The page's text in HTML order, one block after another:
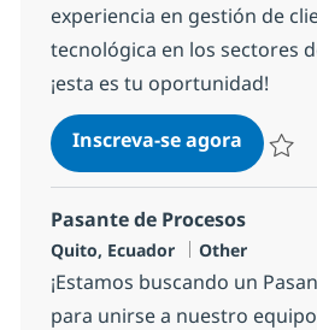
experiencia en gestión de
tecnológica en los sectores
¡esta es tu oportunidad!
Inscreva-se agoraClient
Pasante de Procesos
Localização
Quito, Ecuador Categoria
Other
¡Estamos buscando un
para unirse a nuestro equipo